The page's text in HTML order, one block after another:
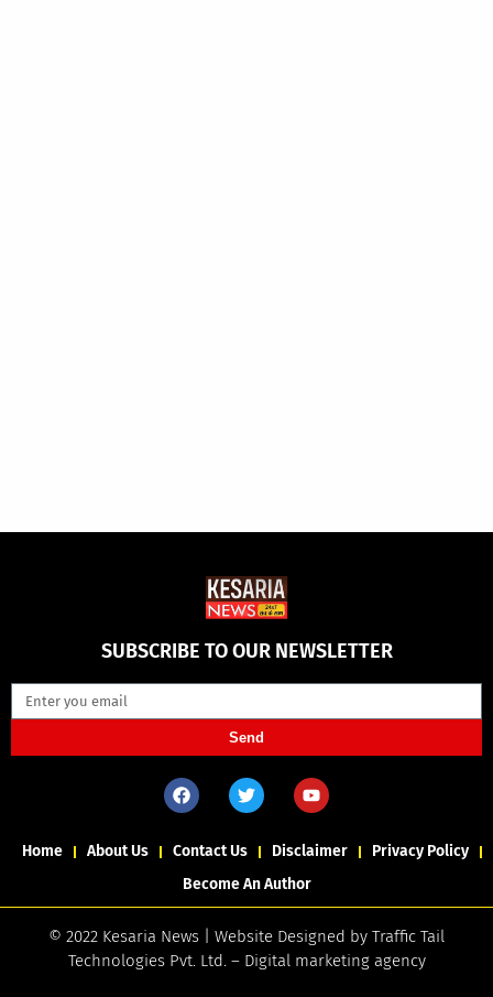
SUBSCRIBE TO OUR NEWSLETTER
Send
Home About Us Contact Us Disclaimer
Privacy Policy
Become An Author
© 2022 Kesaria News | Website Designed by Traffic Tail
Technologies Pvt. Ltd.– Digital marketing agency